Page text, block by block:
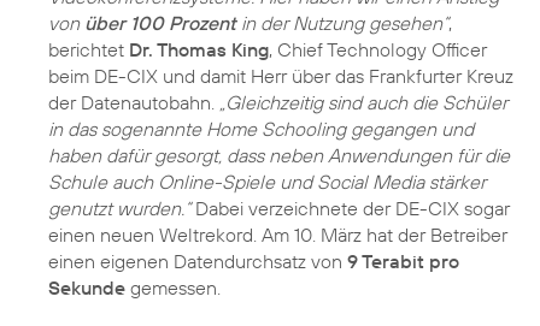
von über 100 Prozentin der Nutzung gesehen“,
berichtet Dr. Thomas King, Chief Technology Officer
beim DE-CIX und damit Herr über das Frankfurter Kreuz
der Datenautobahn.
„Gleichzeitig sind auch die Schüler
in das sogenannte Home Schooling gegangen und
haben dafür gesorgt, dass neben Anwendungen für die
Schule auch Online-Spiele und Social Media stärker
genutzt wurden.“Dabei verzeichnete der DE-CIX sogar
einen neuen Weltrekord. Am 10. März hat der Betreiber
einen eigenen Datendurchsatz von 9 Terabit pro
Sekunde gemessen.